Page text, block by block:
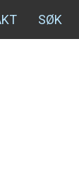
SØK